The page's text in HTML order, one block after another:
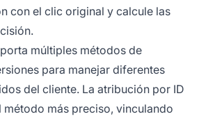
con el clic original y calcule las
múltiples métodos de
para manejar diferentes
del cliente. La atribución por ID
método más preciso, vinculando